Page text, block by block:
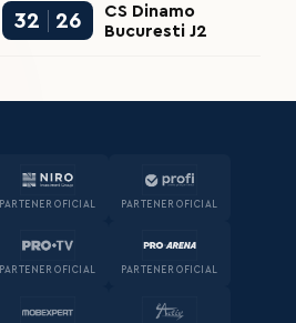
32 26
CS Dinamo
Bucuresti J2
PARTENER OFICIAL PARTENER OFICIAL
PARTENER OFICIAL PARTENER OFICIAL